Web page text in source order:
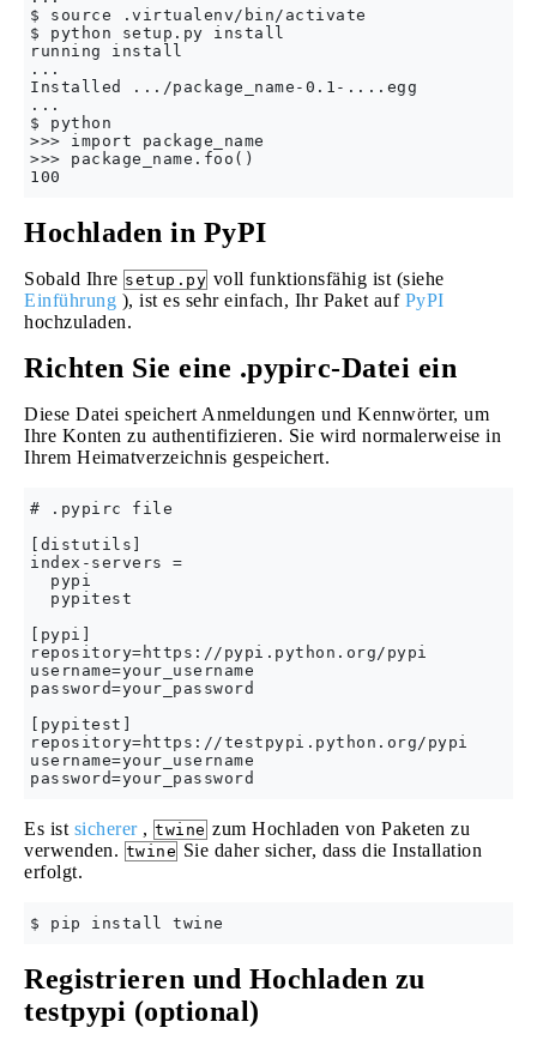
$ source .virtualenv/bin/activate
$ python setup.py install
running install
...
Installed .../package_name-0.1-....egg
...
$ python
>>> import package_name
>>> package_name.foo()
Hochladen in PyPI
Sobald Ihre setup.py voll funktionsfähig ist (siehe
Einführung ), ist es sehr einfach, Ihr Paket auf PyPI
hochzuladen.
Richten Sie eine .pypirc-Datei ein
Diese Datei speichert Anmeldungen und Kennwörter, um
Ihre Konten zu authentifizieren. Sie wird normalerweise in
Ihrem Heimatverzeichnis gespeichert.
# .pypirc file
[distutils]
index-servers =
  pypi
  pypitest
[pypi]
repository=https://pypi.python.org/pypi
username=your_username
password=your_password
[pypitest]
repository=https://testpypi.python.org/pypi
username=your_username
Es ist sicherer, twine zum Hochladen von Paketen zu
verwenden. twine Sie daher sicher, dass die Installation
erfolgt.
Registrieren und Hochladen zu
testpypi (optional)